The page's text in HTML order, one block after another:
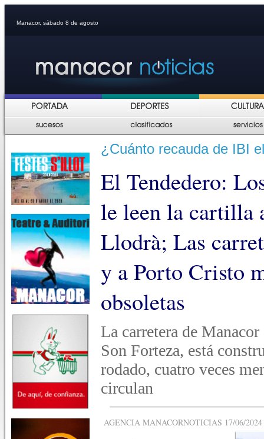
Manacor, sábado 8 de agosto
¿Cuánto recauda de IBI
El Tendedero:
le leen la cartilla
Llodrà; Las
y a Porto Cristo
obsoletas
La carretera de
Son Forteza, está
rodado, cuatro veces
circulan
AGENCIA MANACORNOTICIAS 17/06/